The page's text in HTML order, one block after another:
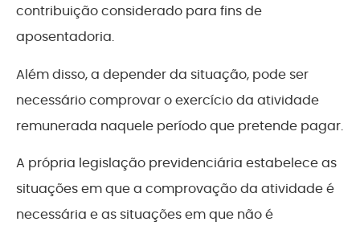
contribuição considerado para fins de
aposentadoria.
Além disso, a depender da situação, pode ser
necessário comprovar o exercício da atividade
remunerada naquele período que pretende pagar.
A própria legislação previdenciária estabelece as
situações em que a comprovação da atividade é
necessária e as situações em que não é